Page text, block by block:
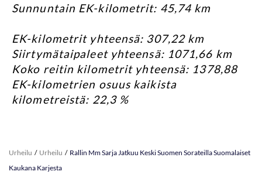
Sunnuntain EK-kilometrit: 45,74 km
EK-kilometrit yhteensä: 307,22 km
Siirtymätaipaleet yhteensä: 1071,66 km
Koko reitin kilometrit yhteensä: 1378,88
EK-kilometrien osuus kaikista
kilometreistä: 22,3 %
Urheilu Urheilu
Rallin Mm Sarja Jatkuu Keski Suomen Sorateilla Suomalaiset
Kaukana Karjesta